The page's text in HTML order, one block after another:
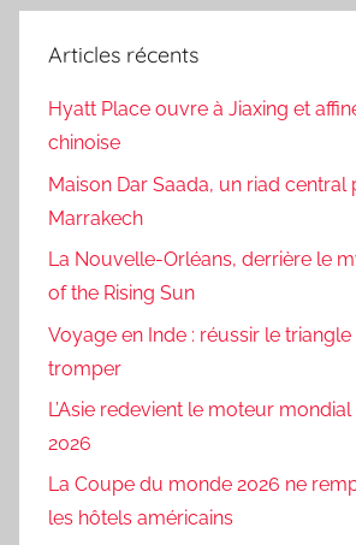
Articles récents
Hyatt Place ouvre à Jiaxing et
chinoise
Maison Dar Saada, un riad central
Marrakech
La Nouvelle-Orléans, derrière le
of the Rising Sun
Voyage en Inde : réussir le triangle
tromper
L’Asie redevient le moteur
2026
La Coupe du monde 2026 ne
les hôtels américains